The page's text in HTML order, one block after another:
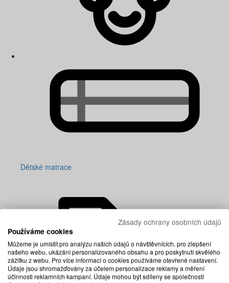
Dětské matrace
Zásady ochrany osobních údajů
Používáme cookies
Můžeme je umístit pro analýzu našich údajů o návštěvnících, pro zlepšení
našeho webu, ukázání personalizovaného obsahu a pro poskytnutí skvělého
zážitku z webu. Pro více informací o cookies používáme otevřené nastavení.
Údaje jsou shromažďovány za účelem personalizace reklamy a měření
účinnosti reklamních kampaní. Údaje mohou být sdíleny se společností